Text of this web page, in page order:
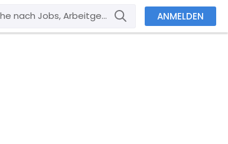
ANMELDEN